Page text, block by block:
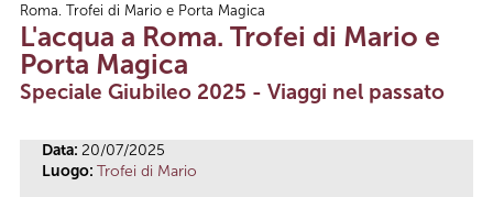
Tu sei qui
Roma. Trofei di Mario e Porta Magica
L'acqua a Roma. Trofei di Mario e
Porta Magica
Speciale Giubileo 2025 - Viaggi nel passato
Data: 20/07/2025
Luogo: Trofei di Mario